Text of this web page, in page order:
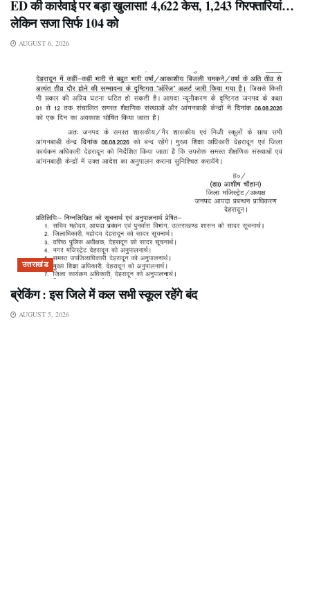
ED की कार्रवाई पर बड़ा खुलासा! 4,622 केस, 1,243 गिरफ्तारियां…
लेकिन सजा सिर्फ 104 को
AUGUST 6, 2026
उत्तराखंड
ब्रेकिंग : इस जिले में कल सभी स्कूल रहेंगे बंद
AUGUST 5, 2026